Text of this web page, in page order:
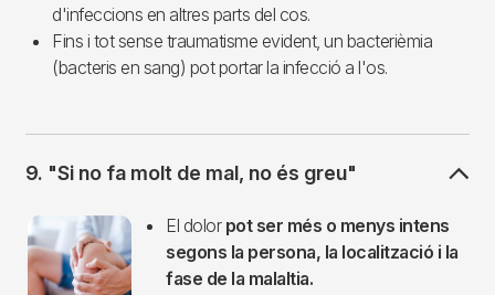
d'infeccions en altres parts del cos.
Fins i tot sense traumatisme evident, un bacterièmia
(bacteris en sang) pot portar la infecció a l'os.
9. "Si no fa molt de mal, no és greu"
Imagen El dolor pot ser més o menys intens
segons la persona, la localització i la
fase de la malaltia.